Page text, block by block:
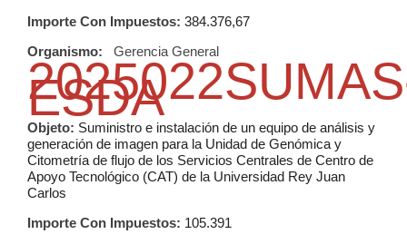
Importe Con Impuestos: 384.376,67
Organismo:
Gerencia General
ESDA
Objeto: Suministro e instalación de un equipo de análisis y
generación de imagen para la Unidad de Genómica y
Citometría de flujo de los Servicios Centrales de Centro de
Apoyo Tecnológico (CAT) de la Universidad Rey Juan
Carlos
Importe Con Impuestos: 105.391